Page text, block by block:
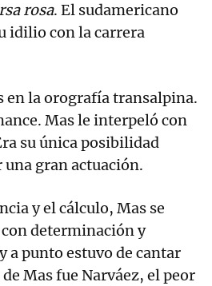
rosa. El sudamericano
idilio con la carrera
en la orografía transalpina.
Mas le interpeló con
su única posibilidad
una gran actuación.
y el cálculo, Mas se
determinación y
a punto estuvo de cantar
Mas fue Narváez, el peor